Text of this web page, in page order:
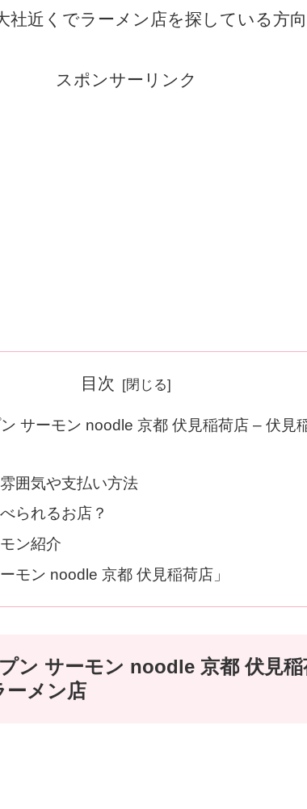
社近くでラーメン店を探している方向
スポンサーリンク
目次
サーモン noodle 京都 伏見稲荷店 – 伏見
囲気や支払い方法
られるお店？
ン紹介
モン noodle 京都 伏見稲荷店」
ン サーモン noodle 京都 伏見
ーメン店